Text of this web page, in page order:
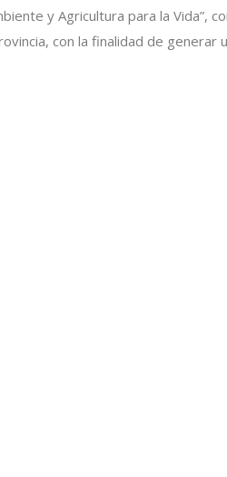
y Agricultura para la Vida”,
con la finalidad de generar